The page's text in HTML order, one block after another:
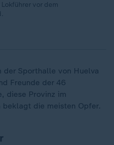
vor dem
der Sporthalle von Huelva
Freunde der 46
diese Provinz im
beklagt die meisten Opfer.